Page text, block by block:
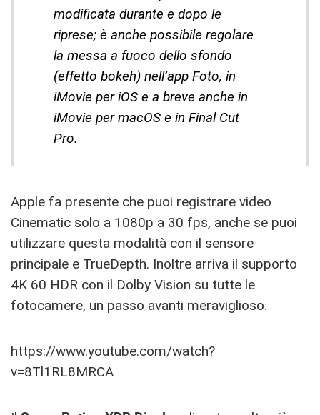
modificata durante e dopo le
riprese; è anche possibile regolare
la messa a fuoco dello sfondo
(effetto bokeh) nell’app Foto, in
iMovie per iOS e a breve anche in
iMovie per macOS e in Final Cut
Pro.
Apple fa presente che puoi registrare video
Cinematic solo a 1080p a 30 fps, anche se puoi
utilizzare questa modalità con il sensore
principale e TrueDepth. Inoltre arriva il supporto
4K 60 HDR con il Dolby Vision su tutte le
fotocamere, un passo avanti meraviglioso.
https://www.youtube.com/watch?
v=8Tl1RL8MRCA